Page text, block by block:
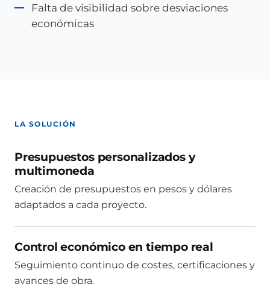
Falta de visibilidad sobre desviaciones
económicas
LA SOLUCIÓN
Presupuestos personalizados y
multimoneda
Creación de presupuestos en pesos y dólares
adaptados a cada proyecto.
Control económico en tiempo real
Seguimiento continuo de costes, certificaciones y
avances de obra.